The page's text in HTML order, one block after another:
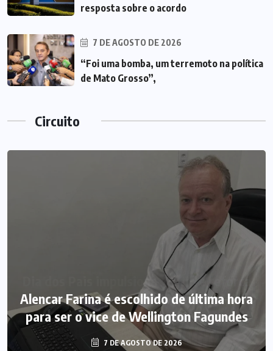
resposta sobre o acordo
7 DE AGOSTO DE 2026
“Foi uma bomba, um terremoto na política
de Mato Grosso”,
Circuito
Alencar Farina é escolhido de última hora
para ser o vice de Wellington Fagundes
7 DE AGOSTO DE 2026